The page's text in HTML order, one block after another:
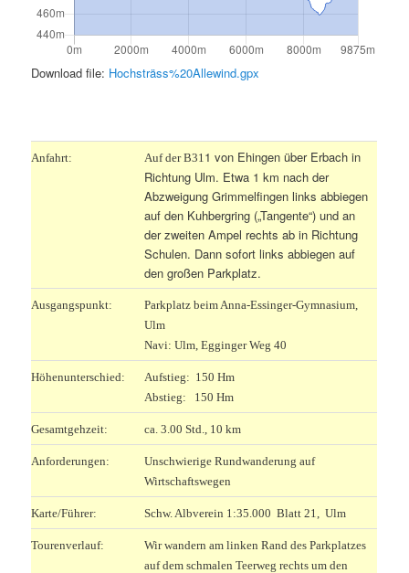
Download file: Hochsträss%20Allewind.gpx
Anfahrt: Auf der B31 1 von Ehingen über Erbach in
Richtung Ulm. Etwa 1 km nach der
Abzweigung Grimmelfingen links abbiegen
auf den Kuhbergring („Tangente“) und an
der zweiten Ampel rechts ab in Richtung
Schulen. Dann sofort links abbiegen auf
den großen Parkplatz.
Ausgangspunkt:
Parkplatz beim Anna-Essinger-Gymnasium,
Ulm
Navi: Ulm, Egginger Weg 40
Höhenunterschied:
Aufstieg: 150 Hm
Abstieg: 150 Hm
Gesamtgehzeit: ca. 3.00 Std., 10 km
Anforderungen:
Unschwierige Rundwanderung auf
Wirtschaftswegen
Karte/Führer: Schw. Albverein 1:35.000 Blatt 21, Ulm
Tourenverlauf:
Wir wandern am linken Rand des Parkplatzes
auf dem schmalen Teerweg rechts um den